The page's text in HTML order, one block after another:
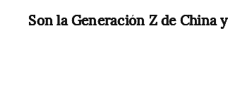
Son la Generación Z de China